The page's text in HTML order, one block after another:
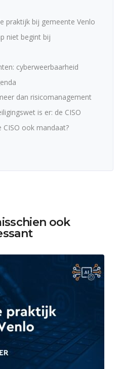
praktijk bij gemeente Venlo
niet begint bij
cyberweerbaarheid
dan risicomanagement
is er: de CISO
ook mandaat?
ook